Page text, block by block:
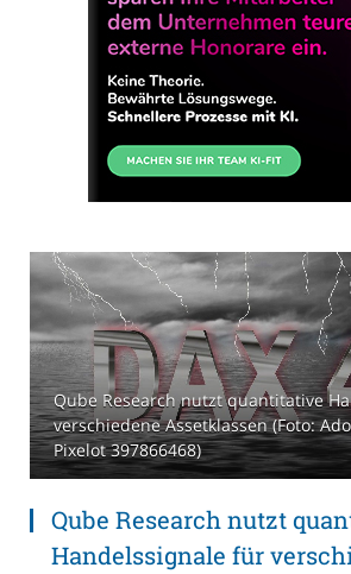
Qube Research nutzt quantitative
verschiedene Assetklassen (Foto:
Pixelot 397866468)
Qube Research nutzt
Handelssignale für